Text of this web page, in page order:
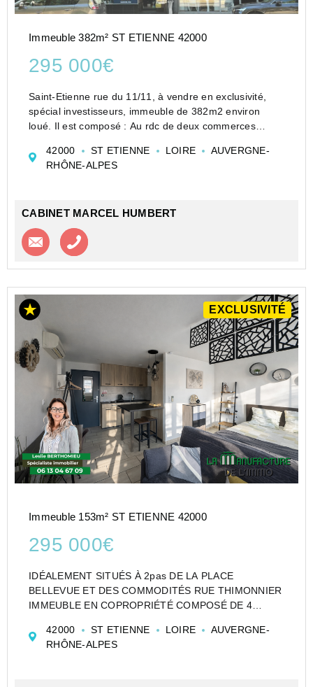
Immeuble 382m² ST ETIENNE 42000
295 000€
Saint-Etienne rue du 11/11, à vendre en exclusivité,
spécial investisseurs, immeuble de 382m2 environ
loué. Il est composé : Au rdc de deux commerces
premier étage 1F1 et 1F2 loués, au deuxième étage :
1F2 loué et ...
42000 ST ETIENNE LOIRE
AUVERGNE-
RHÔNE-ALPES
CABINET MARCEL HUMBERT
Contacter l'agence
EXCLUSIVITÉ
Immeuble 153m² ST ETIENNE 42000
295 000€
IDÉALEMENT SITUÉS À 2pas DE LA PLACE
BELLEVUE ET DES COMMODITÉS RUE THIMONNIER
IMMEUBLE EN COPROPRIÉTÉ COMPOSÉ DE 4
ÉQUIPÉS AVEC MATERIAUX DE QUALITÉ ET AVEC
CLIMATISATION
42000 ST ETIENNE LOIRE
AUVERGNE-
RHÔNE-ALPES